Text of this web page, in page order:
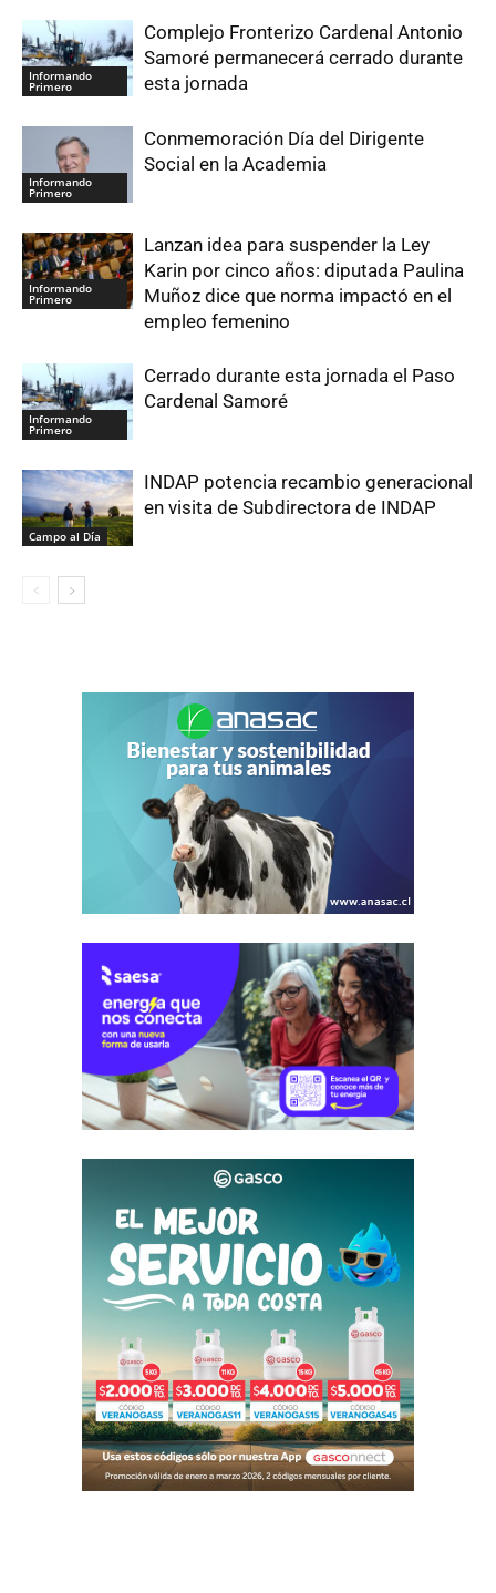
Informando
Primero
Complejo Fronterizo Cardenal Antonio
Samoré permanecerá cerrado durante
esta jornada
Informando
Primero
Conmemoración Día del Dirigente
Social en la Academia
Informando
Primero
Lanzan idea para suspender la Ley
Karin por cinco años: diputada Paulina
Muñoz dice que norma impactó en el
empleo femenino
Informando
Primero
Cerrado durante esta jornada el Paso
Cardenal Samoré
Campo al Día
INDAP potencia recambio generacional
en visita de Subdirectora de INDAP